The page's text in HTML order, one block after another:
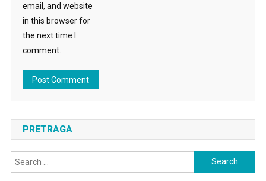
email, and website
in this browser for
the next time I
comment.
PRETRAGA
Search
for: